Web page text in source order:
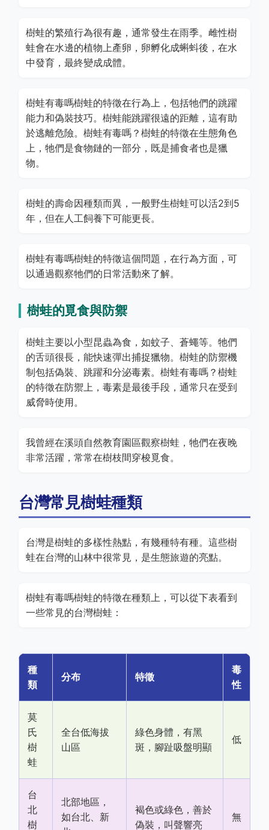
樹蛙的繁殖行為很有趣，通常發生在雨季。雌性樹
蛙會在水邊的植物上產卵，卵孵化成蝌蚪後，在水
中發育，最終變成成體。
樹蛙有毒嗎樹蛙的特徵在行為上，包括牠們的跳躍
能力和偽裝技巧。樹蛙能跳躍很遠的距離，這有助
於逃離危險。樹蛙有毒嗎？樹蛙的特徵在生態角色
上，牠們是食物鏈的一部分，既是捕食者也是獵
物。
樹蛙的壽命因種類而異，一般野生樹蛙可以活2到5
年，但在人工飼養下可能更長。
樹蛙有毒嗎樹蛙的特徵這個問題，在行為方面，可
以通過觀察牠們的日常活動來了解。
樹蛙的覓食與防禦
樹蛙主要以小型昆蟲為食，如蚊子、蒼蠅等。牠們
的舌頭很長，能快速彈出捕捉獵物。樹蛙的防禦機
制包括偽裝、跳躍和分泌毒素。樹蛙有毒嗎？樹蛙
的特徵在防禦上，毒素是最後手段，通常只在受到
威脅時使用。
我曾經在溪頭自然教育園區觀察樹蛙，牠們在夜晚
非常活躍，常常在樹枝間穿梭覓食。
台灣常見樹蛙種類
台灣是樹蛙的多樣性熱點，有幾種特有種。這些樹
蛙在台灣的山林中很常見，是生態旅遊的亮點。
樹蛙有毒嗎樹蛙的特徵在種類上，可以從下表看到
一些常見的台灣樹蛙：
種
類
分布 特徵
毒
性
莫
氏
樹
蛙
全台低海拔
山區
綠色身體，有黑
斑，腳趾吸盤明顯
低
台
北
樹
北部地區，
如台北、新
褐色或綠色，善於
偽裝，叫聲響亮
無